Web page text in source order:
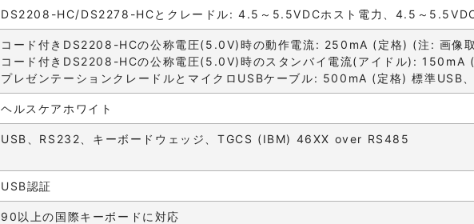
DS2208-HC/DS2278-HCとクレードル: 4.5～5.5VDCホスト電力、4.5～
コード付きDS2208-HCの公称電圧(5.0V)時の動作電流: 250mA (定格) (注: 画像
コード付きDS2208-HCの公称電圧(5.0V)時のスタンバイ電流(アイドル): 150mA
プレゼンテーションクレードルとマイクロUSBケーブル: 500mA (定格) 標準
ヘルスケアホワイト
USB、RS232、キーボードウェッジ、TGCS (IBM) 46XX over RS485
USB認証
90以上の国際キーボードに対応